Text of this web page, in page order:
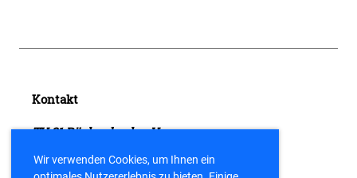
Wir verwenden Cookies, um Ihnen ein
Kontakt
TV 21 Büchenbach e.V.
91184 Büchenbach